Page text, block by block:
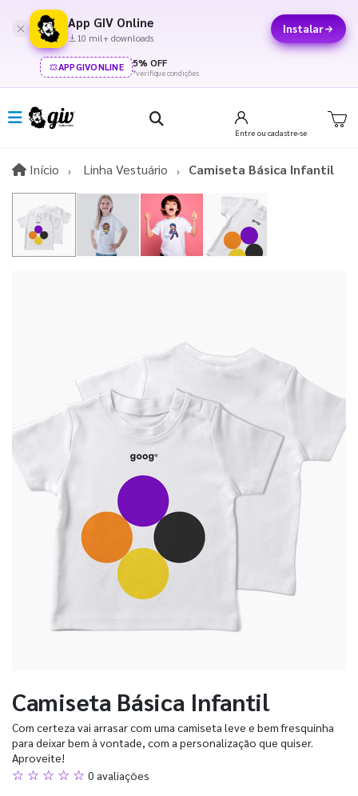
App GIV Online
10 mil+ downloads
Instalar
APPGIVONLINE 5% OFF
*verifique condições
Entre ou cadastre-se
Início InícioLinha Vestuário Camiseta Básica Infantil
Camiseta Básica Infantil
Com certeza vai arrasar com uma camiseta leve e bem fresquinha
para deixar bem à vontade, com a personalização que quiser.
Aproveite!
☆ ☆ ☆ ☆ ☆ 0 avaliações